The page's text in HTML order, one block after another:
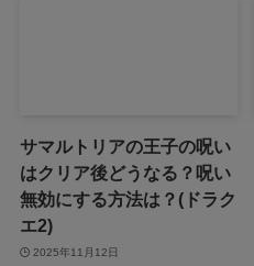
サマルトリアの王子の呪い
はクリア後どうなる？呪い
無効にする方法は？(ドラク
エ2)
2025年11月12日